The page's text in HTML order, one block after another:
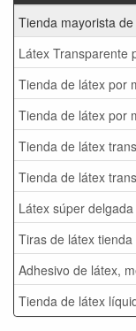
Tienda mayorista
Látex Transparente
Tienda de látex por
Tienda de látex por
Tienda de látex
Tienda de látex
Látex súper delgada
Tiras de látex tienda
Adhesivo de látex,
Tienda de látex